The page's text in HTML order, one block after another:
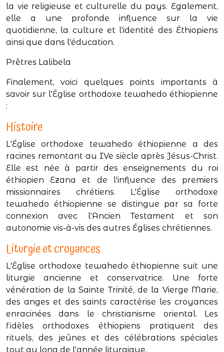
la vie religieuse et culturelle du pays. Egalement,
elle a une profonde influence sur la vie
quotidienne, la culture et l'identité des Éthiopiens
ainsi que dans l'éducation.
Prêtres Lalibela
Finalement, voici quelques points importants à
savoir sur l'Église orthodoxe tewahedo éthiopienne
:
Histoire
L'Église orthodoxe tewahedo éthiopienne a des
racines remontant au IVe siècle après Jésus-Christ.
Elle est née à partir des enseignements du roi
éthiopien Ezana et de l'influence des premiers
missionnaires chrétiens. L'Église orthodoxe
tewahedo éthiopienne se distingue par sa forte
connexion avec l'Ancien Testament et son
autonomie vis-à-vis des autres Églises chrétiennes.
Liturgie et croyances
L'Église orthodoxe tewahedo éthiopienne suit une
liturgie ancienne et conservatrice. Une forte
vénération de la Sainte Trinité, de la Vierge Marie,
des anges et des saints caractérise les croyances
enracinées dans le christianisme oriental. Les
fidèles orthodoxes éthiopiens pratiquent des
rituels, des jeûnes et des célébrations spéciales
tout au long de l'année liturgique.